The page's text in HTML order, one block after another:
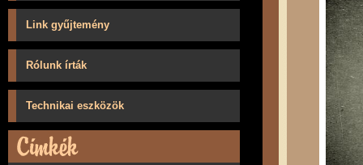
Link gyűjtemény
Rólunk írták
Technikai eszközök